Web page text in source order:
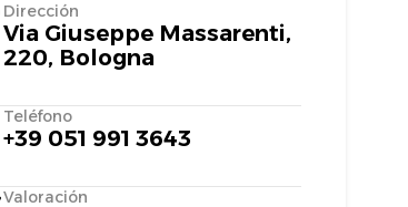
Dirección
Via Giuseppe Massarenti,
220, Bologna
Teléfono
+39 051 991 3643
Valoración